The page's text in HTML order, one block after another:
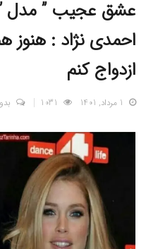
عشق عجیب ” مدل ”
احمدی نژاد : هنوز
ازدواج کنم
1 مرداد, 1401